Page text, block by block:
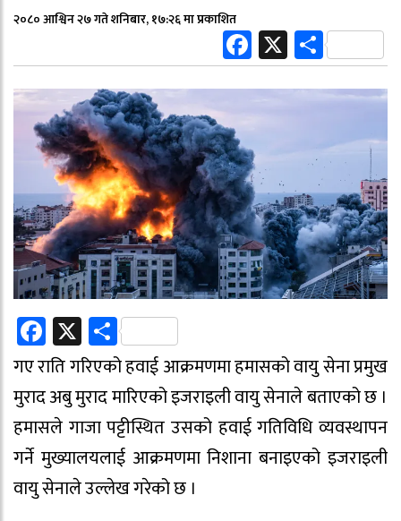
२०८० आश्विन २७ गते शनिबार, १७:२६ मा प्रकाशित
Facebook
XShare
Facebook
X Share
गए राति गरिएको हवाई आक्रमणमा हमासको वायु सेना प्रमुख
मुराद अबु मुराद मारिएको इजराइली वायु सेनाले बताएको छ ।
हमासले गाजा पट्टीस्थित उसको हवाई गतिविधि व्यवस्थापन
गर्ने मुख्यालयलाई आक्रमणमा निशाना बनाइएको इजराइली
वायु सेनाले उल्लेख गरेको छ ।